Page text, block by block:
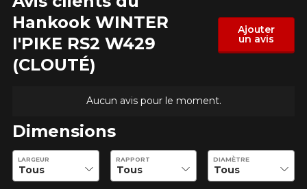
Hankook WINTER
I'PIKE RS2 W429
(CLOUTÉ)
Ajouter
un avis
Aucun avis pour le moment.
Dimensions
Entrez les dimensions souhaitées pour vérifier la disponibilité
LARGEUR RAPPORT DIAMÈTRE
Modèle